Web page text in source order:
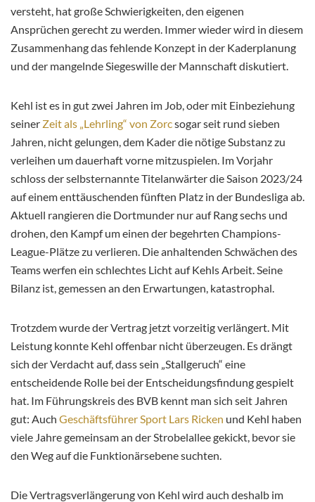
versteht, hat große Schwierigkeiten, den eigenen
Ansprüchen gerecht zu werden. Immer wieder wird in diesem
Zusammenhang das fehlende Konzept in der Kaderplanung
und der mangelnde Siegeswille der Mannschaft diskutiert.
Kehl ist es in gut zwei Jahren im Job, oder mit Einbeziehung
seiner Zeit als „Lehrling“ von Zorcsogar seit rund sieben
Jahren, nicht gelungen, dem Kader die nötige Substanz zu
verleihen um dauerhaft vorne mitzuspielen. Im Vorjahr
schloss der selbsternannte Titelanwärter die Saison 2023/24
auf einem enttäuschenden fünften Platz in der Bundesliga ab.
Aktuell rangieren die Dortmunder nur auf Rang sechs und
drohen, den Kampf um einen der begehrten Champions-
League-Plätze zu verlieren. Die anhaltenden Schwächen des
Teams werfen ein schlechtes Licht auf Kehls Arbeit. Seine
Bilanz ist, gemessen an den Erwartungen, katastrophal.
Trotzdem wurde der Vertrag jetzt vorzeitig verlängert. Mit
Leistung konnte Kehl offenbar nicht überzeugen. Es drängt
sich der Verdacht auf, dass sein „Stallgeruch“ eine
entscheidende Rolle bei der Entscheidungsfindung gespielt
hat. Im Führungskreis des BVB kennt man sich seit Jahren
gut: Auch Geschäftsführer Sport Lars Ricken und Kehl haben
viele Jahre gemeinsam an der Strobelallee gekickt, bevor sie
den Weg auf die Funktionärsebene suchten.
Die Vertragsverlängerung von Kehl wird auch deshalb im